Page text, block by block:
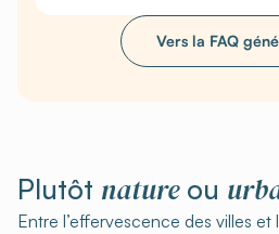
Vers la FAQ
Plutôt natureou
Entre l’effervescence des villes et